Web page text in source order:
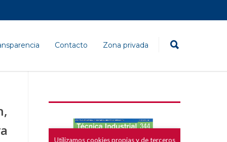
Contacto Zona privada